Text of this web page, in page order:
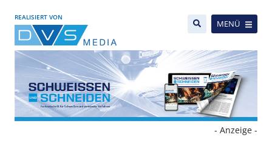
REALISIERT VON
MENÜ
- Anzeige -